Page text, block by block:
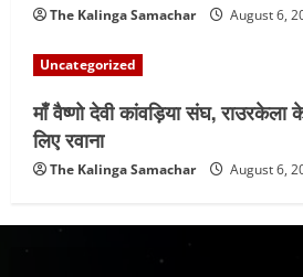
The Kalinga Samachar August 6,
Uncategorized
माँ वैष्णो देवी कांवड़िया संघ, राउरकेला
लिए रवाना
The Kalinga Samachar August 6,